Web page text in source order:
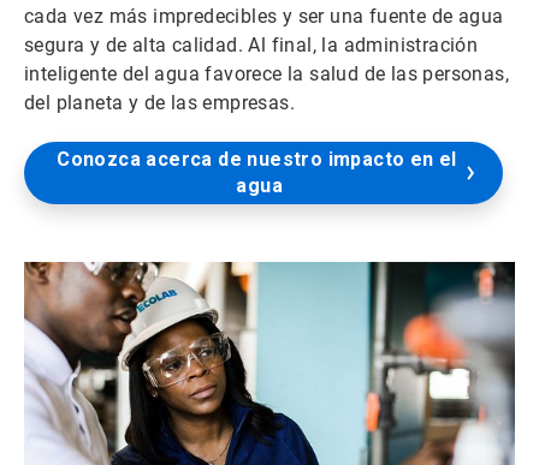
cada vez más impredecibles y ser una fuente de agua
segura y de alta calidad. Al final, la administración
inteligente del agua favorece la salud de las personas,
del planeta y de las empresas.
Conozca acerca de nuestro impacto en el
agua